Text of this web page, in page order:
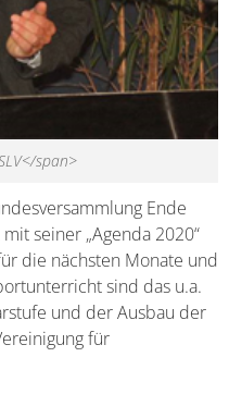
span>
Ende
seiner „Agenda 2020“
die nächsten Monate und
sind das u.a.
und der Ausbau der
für